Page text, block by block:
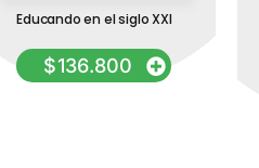
Educando en el siglo XXI
$136.800